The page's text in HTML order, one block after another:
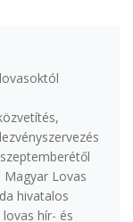
Lovas
hivatalos
hír- és